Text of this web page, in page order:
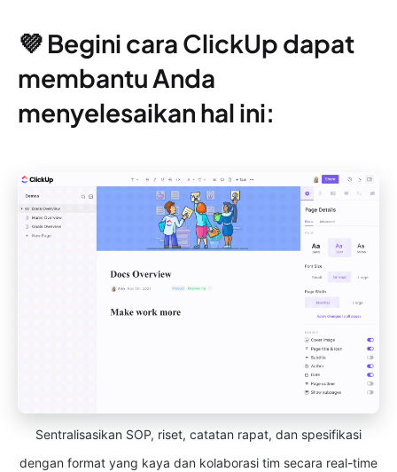
💜 Begini cara ClickUp dapat
membantu Anda
menyelesaikan hal ini:
Sentralisasikan SOP, riset, catatan rapat, dan spesifikasi
dengan format yang kaya dan kolaborasi tim secara real-time